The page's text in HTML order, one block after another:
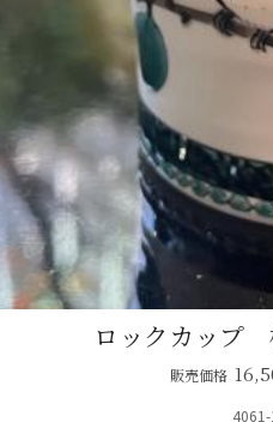
ロックカップ
販売価格